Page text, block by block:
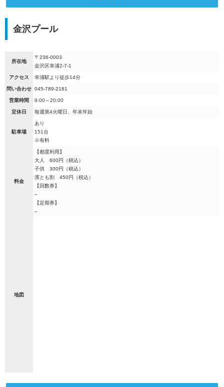
金沢プール
所在地
〒236-0003
金沢区幸浦2-7-1
アクセス 幸浦駅より徒歩14分
問い合わせ 045-789-2181
営業時間 9:00～20:00
定休日 毎週第4火曜日、年末年始
駐車場
あり
151台
※有料
料金
【都度利用】
大人 600円（税込）
子供 300円（税込）
濱とも割 450円（税込）
【回数券】
–
【定期券】
–
地図